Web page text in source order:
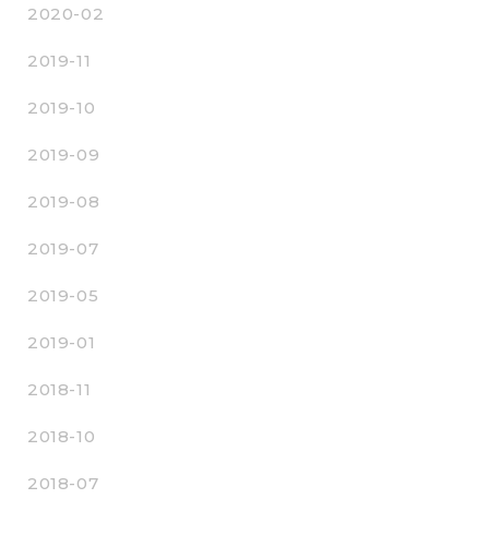
2020-02
2019-11
2019-10
2019-09
2019-08
2019-07
2019-05
2019-01
2018-11
2018-10
2018-07